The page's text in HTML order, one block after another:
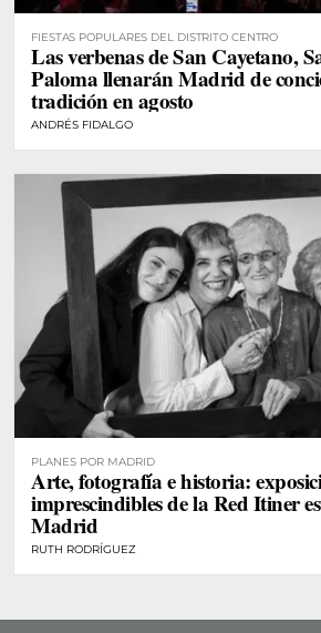
FIESTAS POPULARES DEL DISTRITO CENTRO
Las verbenas de San Cayetano,
Paloma llenarán Madrid de
tradición en agosto
ANDRÉS FIDALGO
PLANES POR MADRID
Arte, fotografía e historia:
imprescindibles de la Red Itiner
Madrid
RUTH RODRÍGUEZ